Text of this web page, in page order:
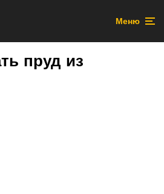
Меню
пруд из